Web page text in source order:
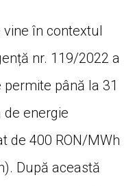
în contextul
nr. 119/2022 a
până la 31
energie
de 400 RON/MWh
După această